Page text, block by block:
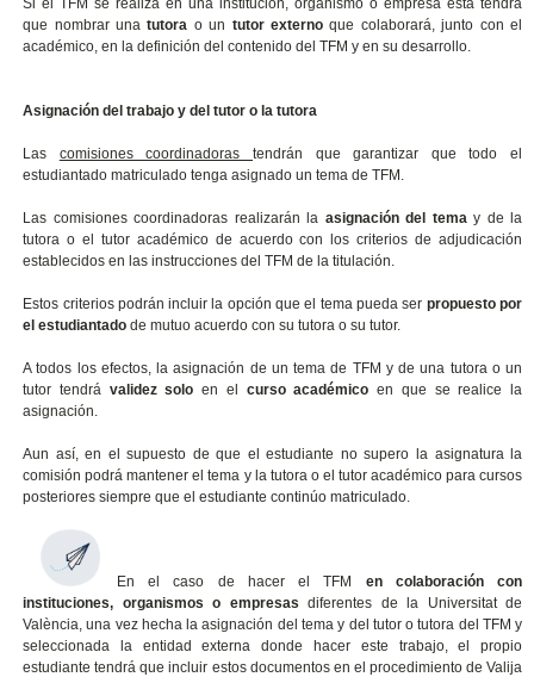
Si el TFM se realiza en una institución, organismo o empresa esta tendrá
que nombrar unatutora o un tutor externoque colaborará, junto con el
académico, en la definición del contenido del TFM y en su desarrollo.
Asignación del trabajo y del tutor o la tutora
Las comisiones coordinadorastendrán que garantizar que todo el
estudiantado matriculado tenga asignado un tema de TFM.
Las comisiones coordinadoras realizarán la asignación del temay de la
tutora o el tutor académico de acuerdo con los criterios de adjudicación
establecidos en las instrucciones del TFM de la titulación.
Estos criterios podrán incluir la opción que el tema pueda ser propuesto por
el estudiantadode mutuo acuerdo con su tutora o su tutor.
A todos los efectos, la asignación de un tema de TFM y de una tutora o un
tutor tendrá validez soloen el curso académicoen que se realice la
asignación.
Aun así, en el supuesto de que el estudiante no supero la asignatura la
comisión podrá mantener el tema y la tutora o el tutor académico para cursos
posteriores siempre que el estudiante continúo matriculado.
En el caso de hacer el TFM en colaboración con
instituciones, organismos o empresasdiferentes de la Universitat de
València, una vez hecha la asignación del tema y del tutor o tutora del TFM y
seleccionada la entidad externa donde hacer este trabajo, el propio
estudiante tendrá que incluir estos documentos en el procedimiento de Valija